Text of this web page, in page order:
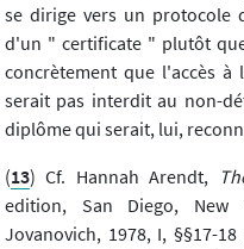
se dirige vers un protocole
d'un " certificate " plutôt
concrètement que l'accès
serait pas interdit au non-
diplôme qui serait, lui,
(13) Cf. Hannah Arendt,
edition, San Diego, New
Jovanovich, 1978, I, §§17-18